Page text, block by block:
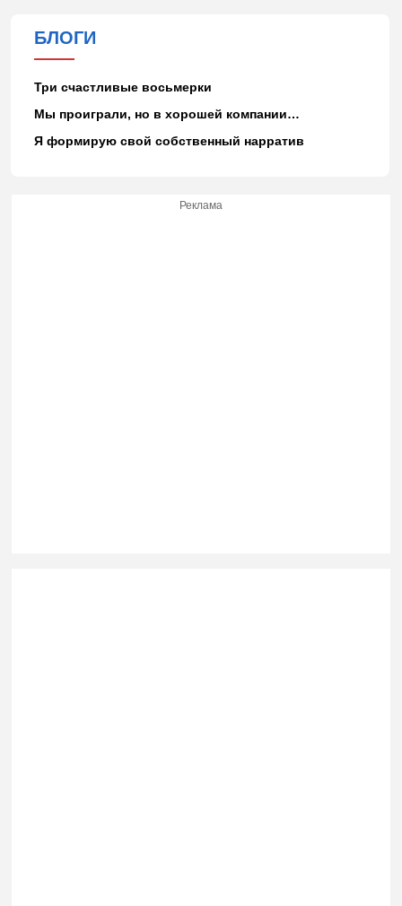
БЛОГИ
Три счастливые восьмерки
Мы проиграли, но в хорошей компании…
Я формирую свой собственный нарратив
Реклама